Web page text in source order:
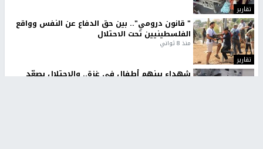
تقارير
تقارير
" قانون درومي".. بين حق الدفاع عن النفس وواقع
الفلسطينيين تحت الاحتلال
منذ 8 ثواني
شهداء بينهم أطفال في غزة.. والاحتلال يصعّد